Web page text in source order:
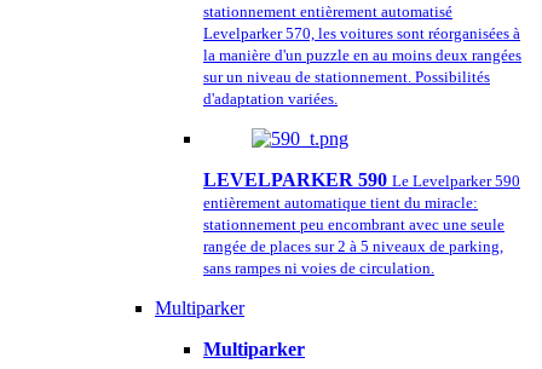
stationnement entièrement automatisé
Levelparker 570, les voitures sont réorganisées à
la manière d'un puzzle en au moins deux rangées
sur un niveau de stationnement. Possibilités
d'adaptation variées.
LEVELPARKER 590 Le Levelparker 590
entièrement automatique tient du miracle:
stationnement peu encombrant avec une seule
rangée de places sur 2 à 5 niveaux de parking,
sans rampes ni voies de circulation.
Multiparker
Multiparker